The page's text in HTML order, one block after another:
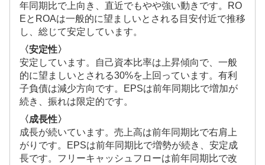
年同期比で上向き、直近でもやや強い動きです。RO
EとROAは一般的に望ましいとされる目安付近で推移
し、総じて安定しています。
〈安定性〉
安定しています。自己資本比率は上昇傾向で、一般
的に望ましいとされる30%を上回っています。有利
子負債は減少方向です。EPSは前年同期比で増加が
続き、振れは限定的です。
〈成長性〉
成長が続いています。売上高は前年同期比で右肩上
がりです。EPSは前年同期比で増勢が続き、安定成
長です。フリーキャッシュフローは前年同期比で改